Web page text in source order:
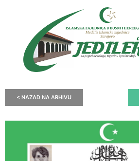
< NAZAD NA ARHIVU